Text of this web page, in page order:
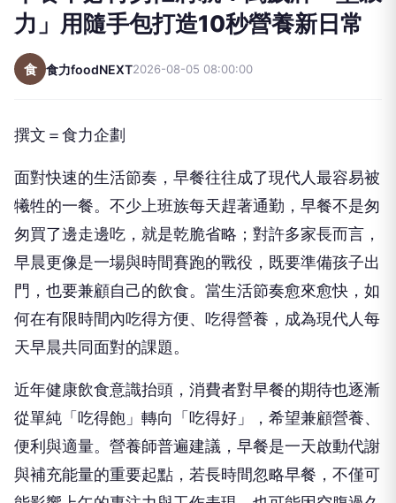
力」用隨手包打造10秒營養新日常
食 食力foodNEXT2026-08-05 08:00:00
撰文＝食力企劃
面對快速的生活節奏，早餐往往成了現代人最容易被
犧牲的一餐。不少上班族每天趕著通勤，早餐不是匆
匆買了邊走邊吃，就是乾脆省略；對許多家長而言，
早晨更像是一場與時間賽跑的戰役，既要準備孩子出
門，也要兼顧自己的飲食。當生活節奏愈來愈快，如
何在有限時間內吃得方便、吃得營養，成為現代人每
天早晨共同面對的課題。
近年健康飲食意識抬頭，消費者對早餐的期待也逐漸
從單純「吃得飽」轉向「吃得好」，希望兼顧營養、
便利與適量。營養師普遍建議，早餐是一天啟動代謝
與補充能量的重要起點，若長時間忽略早餐，不僅可